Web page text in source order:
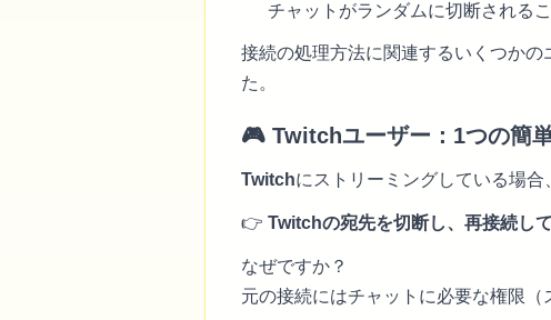
チャットがランダムに切断される
接続の処理方法に関連するいくつか
た。
🎮 Twitchユーザー：1つの簡
Twitchにストリーミングしている場合
👉 Twitchの宛先を切断し、再接続して
なぜですか？
元の接続にはチャットに必要な権限